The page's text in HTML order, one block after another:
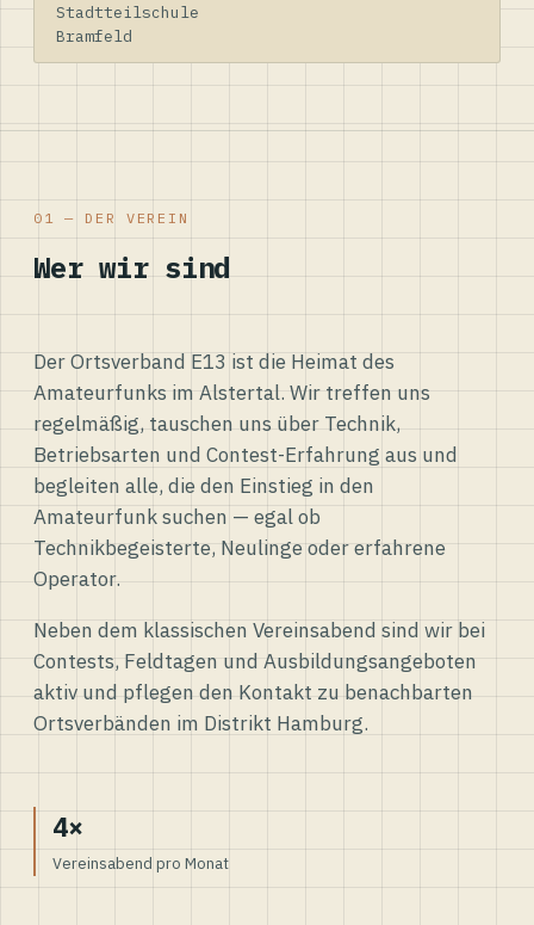
Stadtteilschule
Bramfeld
01 — DER VEREIN
Wer wir sind
Der Ortsverband E13 ist die Heimat des
Amateurfunks im Alstertal. Wir treffen uns
regelmäßig, tauschen uns über Technik,
Betriebsarten und Contest-Erfahrung aus und
begleiten alle, die den Einstieg in den
Amateurfunk suchen — egal ob
Technikbegeisterte, Neulinge oder erfahrene
Operator.
Neben dem klassischen Vereinsabend sind wir bei
Contests, Feldtagen und Ausbildungsangeboten
aktiv und pflegen den Kontakt zu benachbarten
Ortsverbänden im Distrikt Hamburg.
4×
Vereinsabend pro Monat